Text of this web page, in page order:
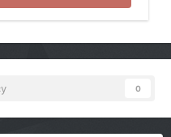
0